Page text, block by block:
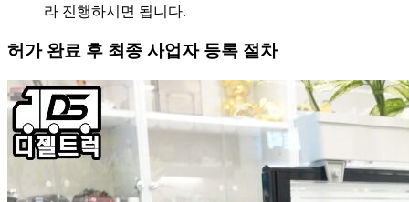
라 진행하시면 됩니다.
허가 완료 후 최종 사업자 등록 절차